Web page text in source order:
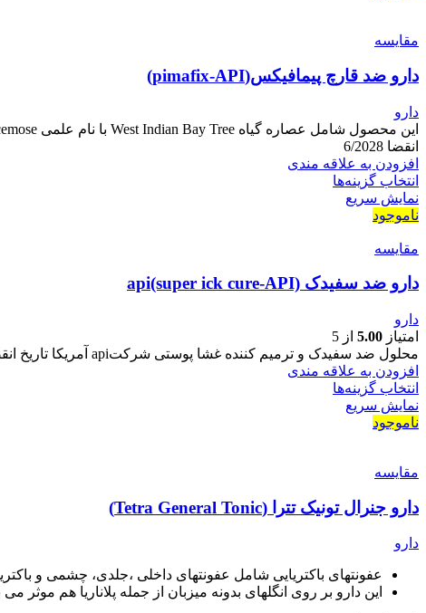
مقايسه
دارو ضد قارچ پیمافیکس(pimafix-API)
دارو
انقضا 6/2028
افزودن به علاقه مندی
انتخاب گزینه‌ها
نمایش سریع
ناموجود
مقايسه
دارو ضد سفیدک api(super ick cure-API)
دارو
امتیاز 5.00 از 5
محلول ضد سفیدک و ترمیم کننده غشا پوستی شرکتapi آمریکا تاریخ انقضا 12/2026
افزودن به علاقه مندی
انتخاب گزینه‌ها
نمایش سریع
ناموجود
مقايسه
دارو جنرال تونیک تترا (Tetra General Tonic)
دارو
عفونتهای باکتریایی شامل عفونتهای داخلی ،جلدی، چشمی و
این دارو بر روی انگلهای بدونه میزبان از جمله پلاناریا هم موثر می